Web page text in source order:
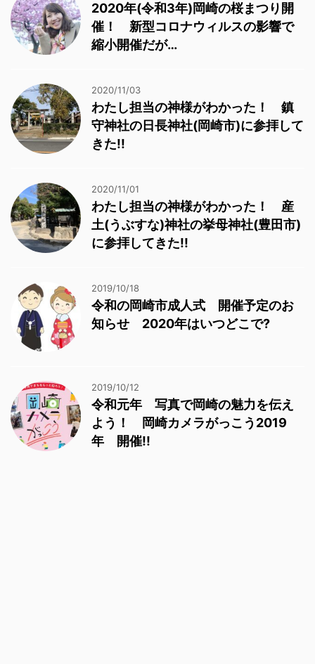
2020年(令和3年)岡崎の桜まつり開
催！ 新型コロナウィルスの影響で
縮小開催だが…
2020/11/03
わたし担当の神様がわかった！ 鎮
守神社の日長神社(岡崎市)に参拝して
きた!!
2020/11/01
わたし担当の神様がわかった！ 産
土(うぶすな)神社の挙母神社(豊田市)
に参拝してきた!!
2019/10/18
令和の岡崎市成人式 開催予定のお
知らせ 2020年はいつどこで?
2019/10/12
令和元年 写真で岡崎の魅力を伝え
よう！ 岡崎カメラがっこう2019
年 開催!!